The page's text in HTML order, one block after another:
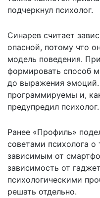
подчеркнул психолог.
Синарев считает
опасной, потому что
модель поведения.
формировать способ
до выражения
программируемы и,
предупредил психолог.
Ранее «Профиль»
советами психолога о
зависимым от
зависимость от
психологическими
решать отдельно.